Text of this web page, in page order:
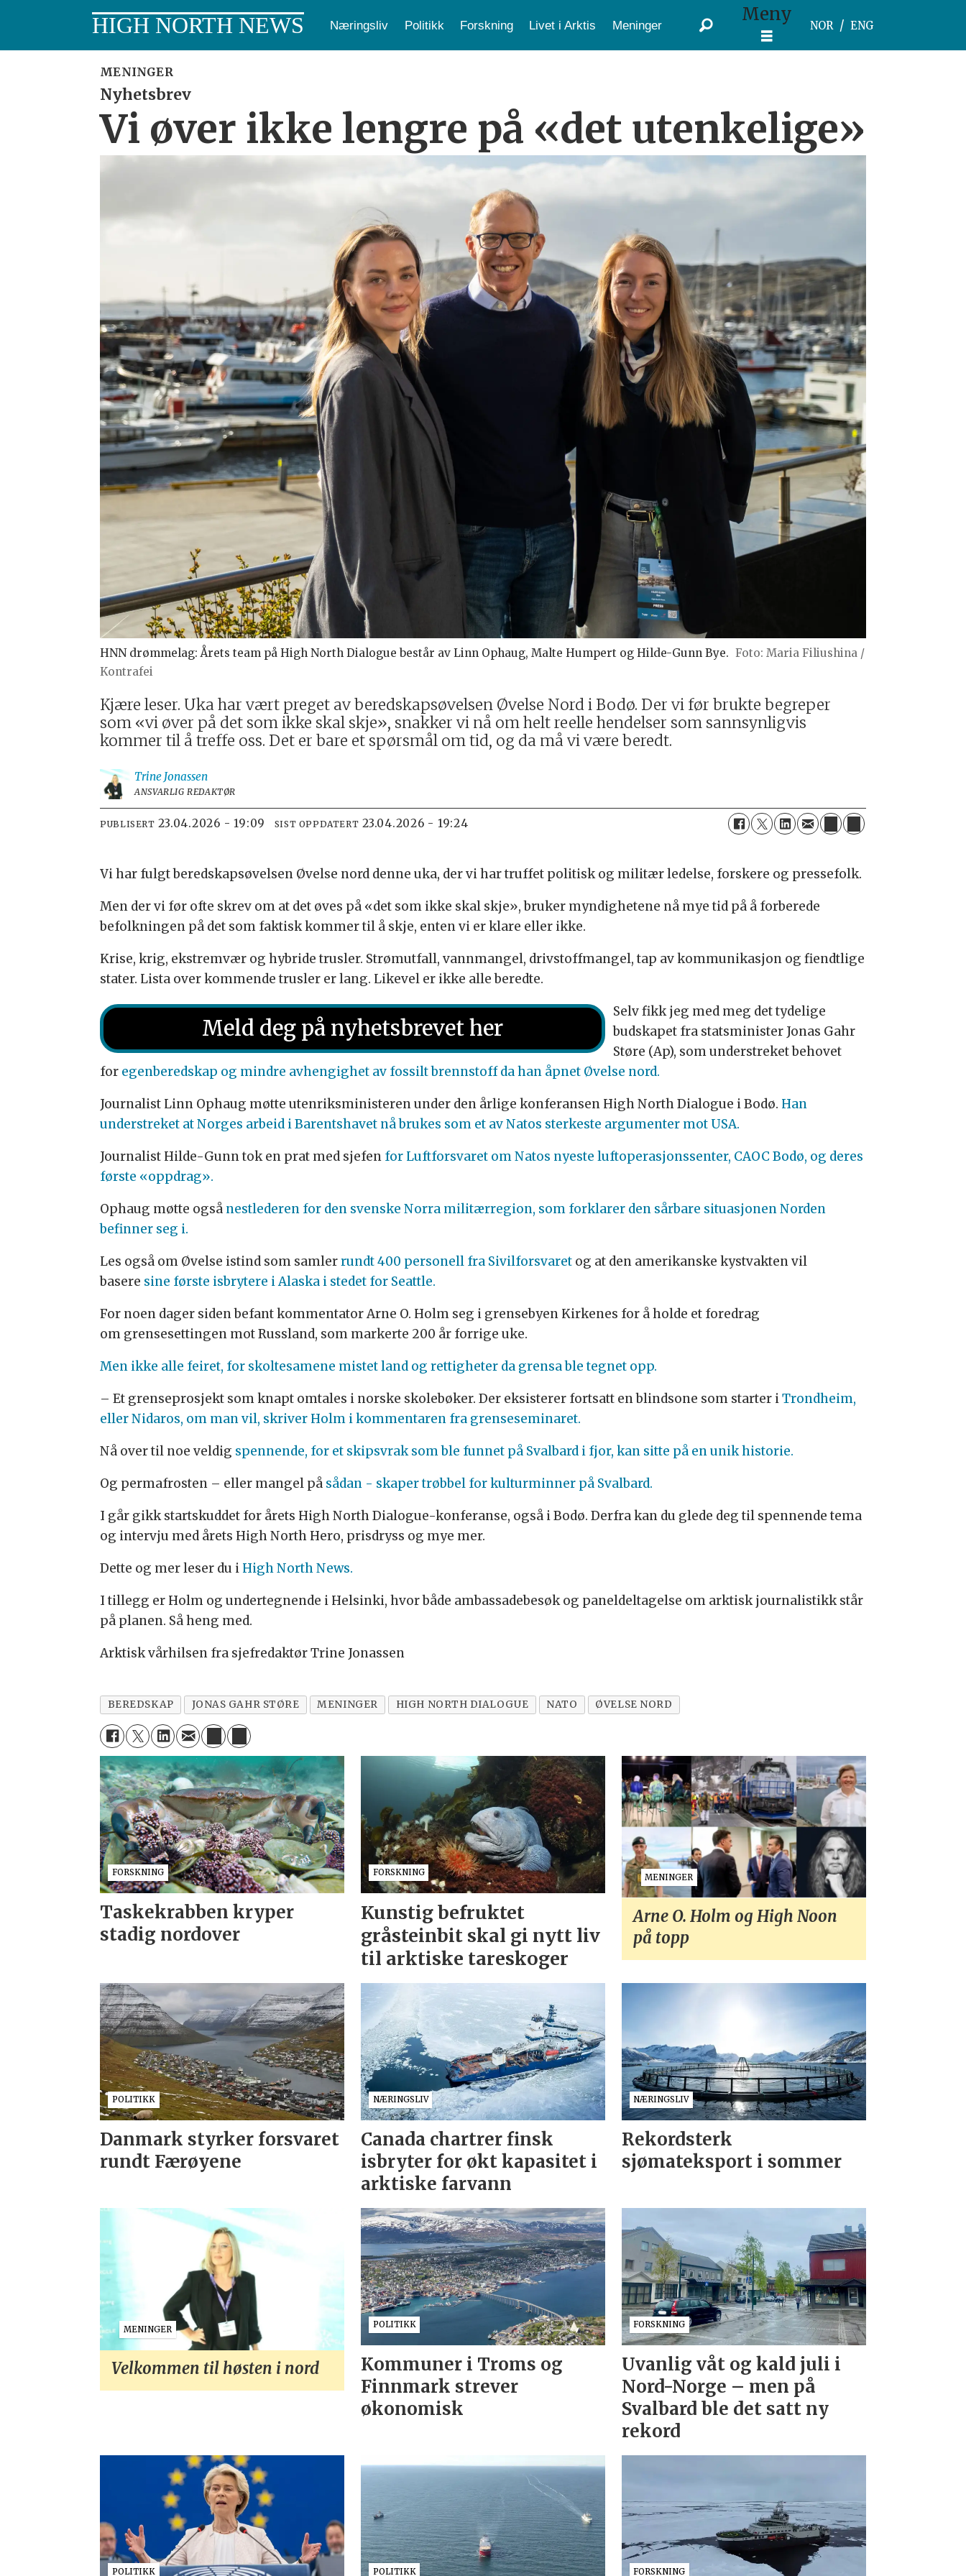
HIGH NORTH NEWS Næringsliv Politikk Forskning Livet i Arktis Meninger Meny
NOR ENG
MENINGER
Nyhetsbrev
Vi øver ikke lengre på «det utenkelige»
HNN drømmelag: Årets team på High North Dialogue består av Linn Ophaug, Malte Humpert og Hilde-Gunn Bye.
Maria Filiushina /
Kontrafei
Kjære leser. Uka har vært preget av beredskapsøvelsen Øvelse Nord i Bodø. Der vi før brukte begreper
som «vi øver på det som ikke skal skje», snakker vi nå om helt reelle hendelser som sannsynligvis
kommer til å treffe oss. Det er bare et spørsmål om tid, og da må vi være beredt.
Trine Jonassen
ANSVARLIG REDAKTØR
PUBLISERT 23.04.2026 - 19:09 SIST OPPDATERT 23.04.2026 - 19:24
Vi har fulgt beredskapsøvelsen Øvelse nord denne uka, der vi har truffet politisk og militær ledelse, forskere og pressefolk.
Men der vi før ofte skrev om at det øves på «det som ikke skal skje», bruker myndighetene nå mye tid på å forberede
befolkningen på det som faktisk kommer til å skje, enten vi er klare eller ikke.
Krise, krig, ekstremvær og hybride trusler. Strømutfall, vannmangel, drivstoffmangel, tap av kommunikasjon og fiendtlige
stater. Lista over kommende trusler er lang. Likevel er ikke alle beredte.
Meld deg på nyhetsbrevet her
Selv fikk jeg med meg det tydelige
budskapet fra statsminister Jonas Gahr
Støre (Ap), som understreket behovet
for egenberedskap og mindre avhengighet av fossilt brennstoff da han åpnet Øvelse nord.
Journalist Linn Ophaug møtte utenriksministeren under den årlige konferansen High North Dialogue i Bodø. Han
understreket at Norges arbeid i Barentshavet nå brukes som et av Natos sterkeste argumenter mot USA.
Journalist Hilde-Gunn tok en prat med sjefen for Luftforsvaret om Natos nyeste luftoperasjonssenter, CAOC Bodø, og deres
første «oppdrag».
Ophaug møtte også nestlederen for den svenske Norra militærregion, som forklarer den sårbare situasjonen Norden
befinner seg i.
Les også om Øvelse istind som samlerrundt 400 personell fra Sivilforsvaret og at den amerikanske kystvakten vil
basere sine første isbrytere i Alaska i stedet for Seattle.
For noen dager siden befant kommentator Arne O. Holm seg i grensebyen Kirkenes for å holde et foredrag
om grensesettingen mot Russland, som markerte 200 år forrige uke.
Men ikke alle feiret, for skoltesamene mistet land og rettigheter da grensa ble tegnet opp.
– Et grenseprosjekt som knapt omtales i norske skolebøker. Der eksisterer fortsatt en blindsone som starter iTrondheim,
eller Nidaros, om man vil, skriver Holm i kommentaren fra grenseseminaret.
Nå over til noe veldig spennende, for et skipsvrak som ble funnet på Svalbard i fjor, kan sitte på en unik historie.
Og permafrosten – eller mangel på sådan - skaper trøbbel for kulturminner på Svalbard.
I går gikk startskuddet for årets High North Dialogue-konferanse, også i Bodø. Derfra kan du glede deg til spennende tema
og intervju med årets High North Hero, prisdryss og mye mer.
Dette og mer leser du i High North News.
I tillegg er Holm og undertegnende i Helsinki, hvor både ambassadebesøk og paneldeltagelse om arktisk journalistikk står
på planen. Så heng med.
Arktisk vårhilsen fra sjefredaktør Trine Jonassen
BEREDSKAP JONAS GAHR STØRE MENINGER HIGH NORTH DIALOGUE NATO ØVELSE NORD
FORSKNING
Taskekrabben kryper
stadig nordover
FORSKNING
Kunstig befruktet
gråsteinbit skal gi nytt liv
til arktiske tareskoger
MENINGER
Arne O. Holm og High Noon
på topp
POLITIKK
Danmark styrker forsvaret
rundt Færøyene
NÆRINGSLIV
Canada chartrer finsk
isbryter for økt kapasitet i
arktiske farvann
NÆRINGSLIV
Rekordsterk
sjømateksport i sommer
MENINGER
Velkommen til høsten i nord
POLITIKK
Kommuner i Troms og
Finnmark strever
økonomisk
FORSKNING
Uvanlig våt og kald juli i
Nord-Norge – men på
Svalbard ble det satt ny
rekord
POLITIKK POLITIKK FORSKNING